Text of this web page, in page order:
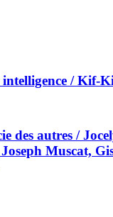
intelligence / Kif-
des autres /
Muscat,